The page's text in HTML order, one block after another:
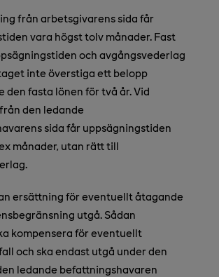
från arbetsgivarens sida får
vara högst tolv månader. Fast
och avgångsvederlag
inte överstiga ett belopp
den fasta lönen för två år. Vid
den ledande
sida får uppsägningstiden
månader, utan rätt till
ersättning för eventuellt åtagande
utgå. Sådan
kompensera för eventuellt
och ska endast utgå under den
ledande befattningshavaren